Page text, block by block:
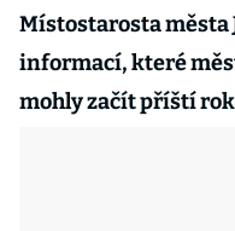
Místostarosta města
informací, které
mohly začít příští